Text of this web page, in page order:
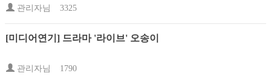
관리자님 3325
[미디어연기] 드라마 '라이브' 오송이
관리자님 1790